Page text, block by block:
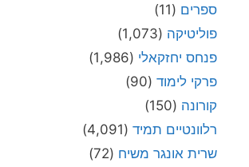
ספרים (11)
פוליטיקה (1,073)
פנחס יחזקאלי (1,986)
פרקי לימוד (90)
קורונה (150)
רלוונטיים תמיד (4,091)
שרית אונגר משיח (72)